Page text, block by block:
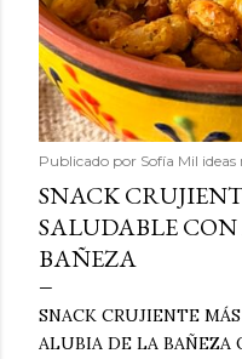
Publicado por Sofía Mil
SNACK
SALUDABLE
BAÑEZA
SNACK CRUJIENTE
ALUBIA DE LA BAÑEZA